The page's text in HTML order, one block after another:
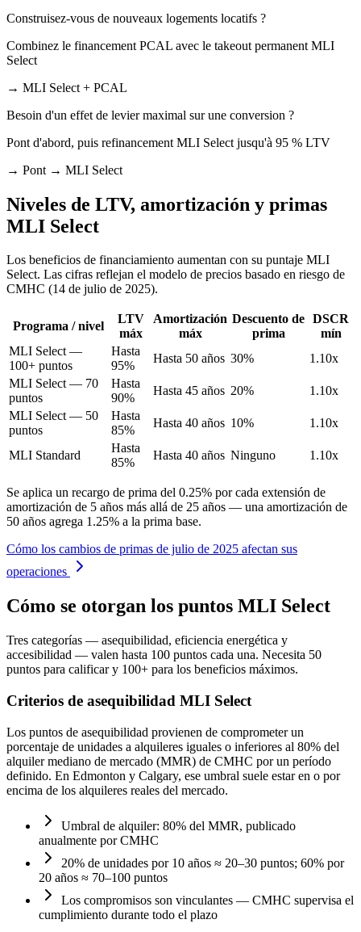
Construisez-vous de nouveaux logements locatifs ?
Combinez le financement PCAL avec le takeout permanent MLI
Select
→ MLI Select + PCAL
Besoin d'un effet de levier maximal sur une conversion ?
Pont d'abord, puis refinancement MLI Select jusqu'à 95 % LTV
→ Pont → MLI Select
Niveles de LTV, amortización y primas
MLI Select
Los beneficios de financiamiento aumentan con su puntaje MLI
Select. Las cifras reflejan el modelo de precios basado en riesgo de
CMHC (14 de julio de 2025).
Programa / nivel
LTV
máx
Amortización
máx
Descuento de
prima
DSCR
mín
MLI Select —
100+ puntos
Hasta
95%
Hasta 50 años 30%
1.10x
MLI Select — 70
puntos
Hasta
90%
Hasta 45 años 20%
1.10x
MLI Select — 50
puntos
Hasta
85%
Hasta 40 años 10% 1.10x
MLI Standard
Hasta
85%
Hasta 40 años Ninguno 1.10x
Se aplica un recargo de prima del 0.25% por cada extensión de
amortización de 5 años más allá de 25 años — una amortización de
50 años agrega 1.25% a la prima base.
Cómo los cambios de primas de julio de 2025 afectan sus
operaciones
Cómo se otorgan los puntos MLI Select
Tres categorías — asequibilidad, eficiencia energética y
accesibilidad — valen hasta 100 puntos cada una. Necesita 50
puntos para calificar y 100+ para los beneficios máximos.
Criterios de asequibilidad MLI Select
Los puntos de asequibilidad provienen de comprometer un
porcentaje de unidades a alquileres iguales o inferiores al 80% del
alquiler mediano de mercado (MMR) de CMHC por un período
definido. En Edmonton y Calgary, ese umbral suele estar en o por
encima de los alquileres reales del mercado.
Umbral de alquiler: 80% del MMR, publicado
anualmente por CMHC
20% de unidades por 10 años ≈ 20–30 puntos; 60% por
20 años ≈ 70–100 puntos
Los compromisos son vinculantes — CMHC supervisa el
cumplimiento durante todo el plazo